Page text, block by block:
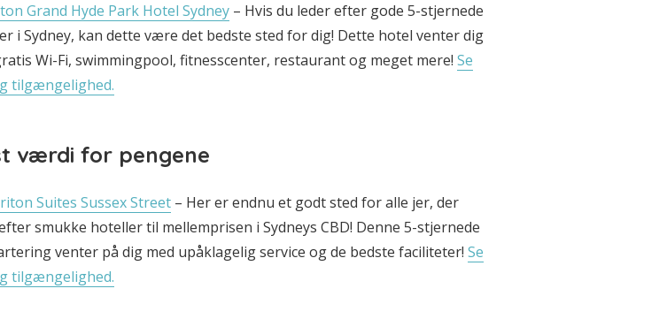
Grand Hyde Park Hotel Sydney – Hvis du leder efter gode 5-stjernede
i Sydney, kan dette være det bedste sted for dig! Dette hotel venter dig
Wi-Fi, swimmingpool, fitnesscenter, restaurant og meget mere! Se
tilgængelighed.
værdi for pengene
Suites Sussex Street – Her er endnu et godt sted for alle jer, der
smukke hoteller til mellemprisen i Sydneys CBD! Denne 5-stjernede
venter på dig med upåklagelig service og de bedste faciliteter! Se
tilgængelighed.